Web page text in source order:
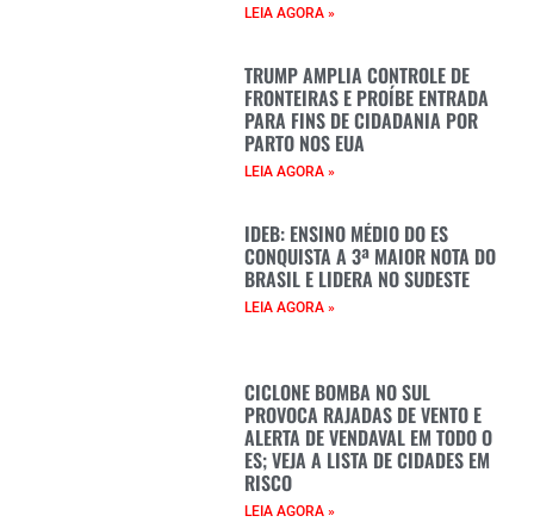
LEIA AGORA »
TRUMP AMPLIA CONTROLE DE
FRONTEIRAS E PROÍBE ENTRADA
PARA FINS DE CIDADANIA POR
PARTO NOS EUA
LEIA AGORA »
IDEB: ENSINO MÉDIO DO ES
CONQUISTA A 3ª MAIOR NOTA DO
BRASIL E LIDERA NO SUDESTE
LEIA AGORA »
CICLONE BOMBA NO SUL
PROVOCA RAJADAS DE VENTO E
ALERTA DE VENDAVAL EM TODO O
ES; VEJA A LISTA DE CIDADES EM
RISCO
LEIA AGORA »